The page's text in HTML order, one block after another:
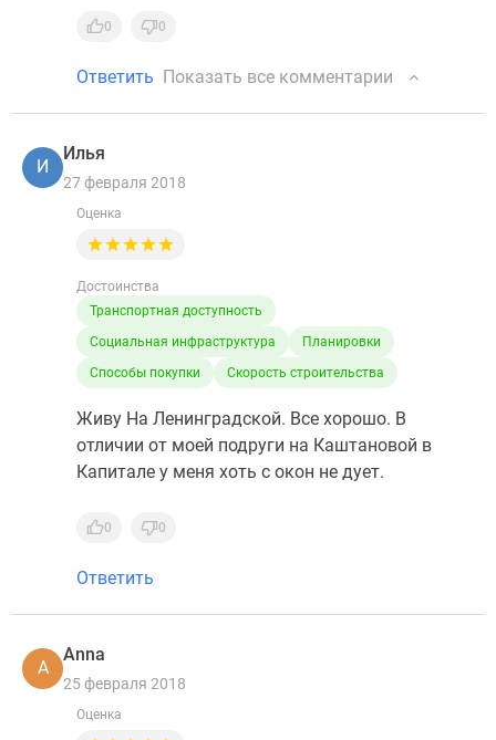
0 0
Ответить Показать все комментарии
И
Илья
27 февраля 2018
Оценка
Достоинства
Транспортная доступность
Социальная инфраструктура
Планировки
Способы покупки
Скорость строительства
Живу На Ленинградской. Все хорошо. В
отличии от моей подруги на Каштановой в
Капитале у меня хоть с окон не дует.
0 0
Ответить
A
Anna
25 февраля 2018
Оценка